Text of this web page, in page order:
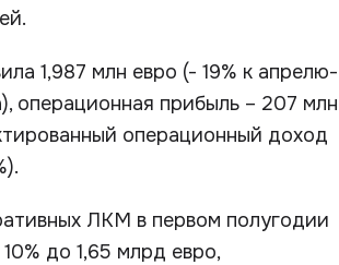
1,987 млн евро (- 19% к апрелю-
операционная прибыль – 207 млн
операционный доход
ЛКМ в первом полугодии
до 1,65 млрд евро,